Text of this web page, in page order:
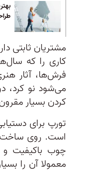
مشتریان ثابتی
کاری را که
فرش‌ها، آثار
می‌شود نو کرد،
کردن بسیار
تورپ برای
است. روی ساخت
چوب باکیفیت
معمولا آن را